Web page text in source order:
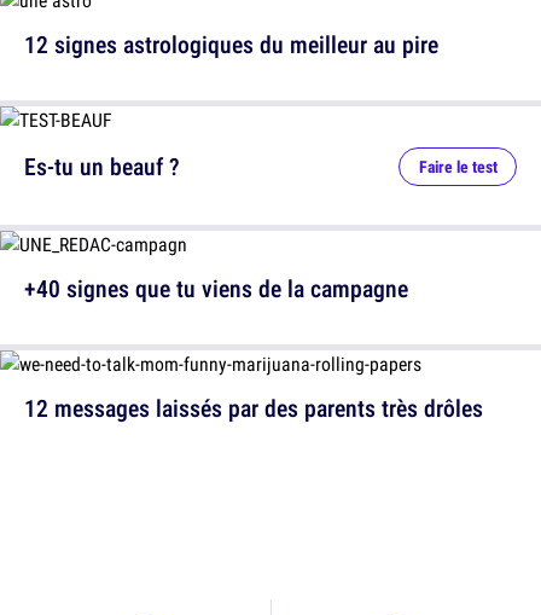
12 signes astrologiques du meilleur au pire
12 messages laissés par des parents très drôles
Es-tu un beauf ? Faire le test
+40 signes que tu viens de la campagne